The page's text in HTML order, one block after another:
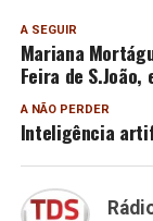
A SEGUIR
Mariana
Feira de S.João,
A NÃO PERDER
Inteligência